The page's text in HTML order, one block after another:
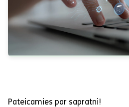
Pateicamies par sapratni!